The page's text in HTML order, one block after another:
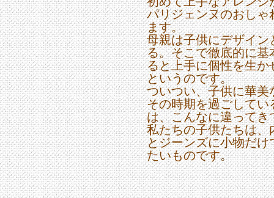
パリジェンヌのおし
ます。
母親は子供にデザイ
る。そこで徹底的に
ると上手に個性を生
というのです。
ついつい、子供に華
その時期を過ごして
は、こんなに違ってき
私たちの子供たちは
とジーンズに小物だ
たいものです。